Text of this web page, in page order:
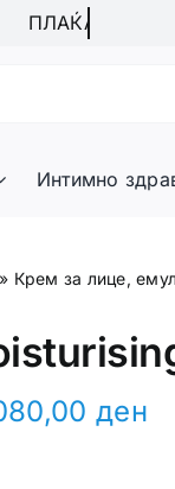
Интимно
» Крем за лице,
ден